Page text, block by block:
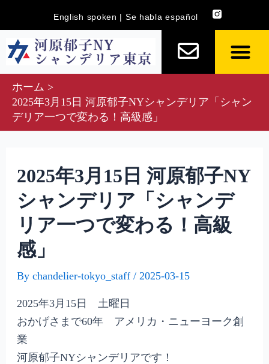
を
English spoken | Se habla español
ホーム
2025年3月15日 河原郁子NYシャンデリア「シャン
デリア一つで変わる！高級感」
2025年3月15日 河原郁子NY
シャンデリア「シャンデ
リア一つで変わる！高級
感」
By chandelier-tokyo_staff / 2025-03-15
2025年3月15日 土曜日
おかげさまで60年 アメリカ・ニューヨーク創
業
河原郁子NYシャンデリアです！